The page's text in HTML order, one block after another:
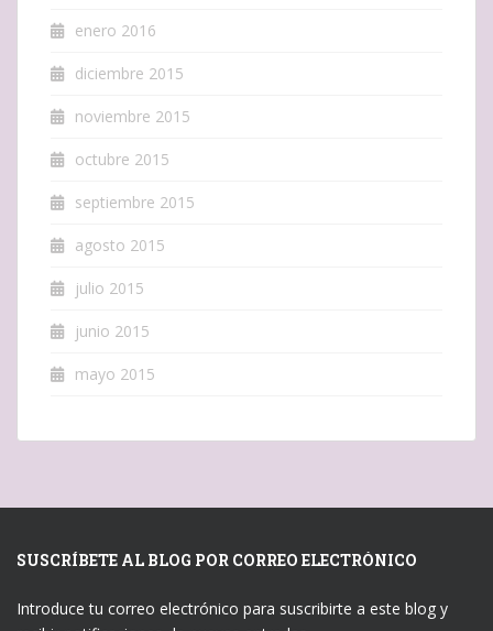
enero 2016
diciembre 2015
noviembre 2015
octubre 2015
septiembre 2015
agosto 2015
julio 2015
junio 2015
mayo 2015
SUSCRÍBETE AL BLOG POR CORREO ELECTRÓNICO
Introduce tu correo electrónico para suscribirte a este blog y